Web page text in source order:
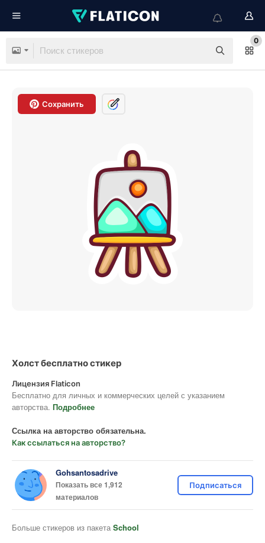
0
Сохранить
Холст бесплатно стикер
Лицензия Flaticon
Бесплатно для личных и коммерческих целей с указанием
авторства. Подробнее
Ссылка на авторство обязательна.
Как ссылаться на авторство?
Gohsantosadrive
Показать все 1,912
материалов
Подписаться
Больше стикеров из пакета School